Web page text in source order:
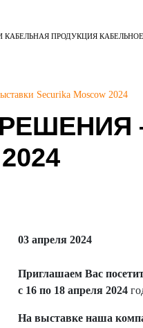
КАБЕЛЬНАЯ ПРОДУКЦИЯ
Securika Moscow 2024
03 апреля 2024
Приглашаем Вас
с 16 по 18 апреля 2024
На выставке наша